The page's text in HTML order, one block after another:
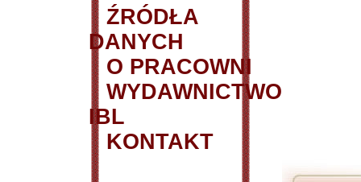
ŹRÓDŁA
DANYCH
O PRACOWNI
WYDAWNICTWO
IBL
KONTAKT